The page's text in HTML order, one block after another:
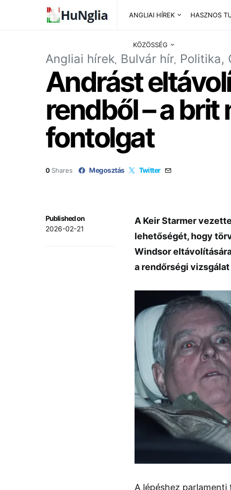
ANGLIAI HÍREK HASZNOS
KÖZÖSSÉG
Angliai hírek Bulvár hír Politika,
Andrást
rendből – a
fontolgat
0 Shares Megosztás Twitter
Published on
2026-02-21
A Keir Starmer
lehetőségét, hogy
Windsor
a rendőrségi
A lépéshez